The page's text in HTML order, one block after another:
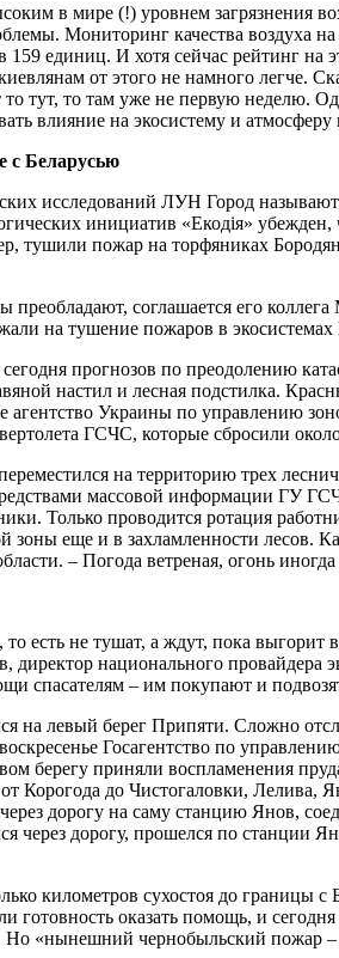
в мире (!) уровнем загрязнения
Мониторинг качества воздуха
единиц. И хотя сейчас рейтинг на
от этого не намного легче.
тут, то там уже не первую неделю.
влияние на экосистему и атмосферу
с Беларусью
исследований ЛУН Город
инициатив «Екодія»
тушили пожар на торфяниках
соглашается его
на тушение пожаров в
прогнозов по преодолению
настил и лесная подстилка.
агентство Украины по управлению
ГСЧС, которые сбросили
на территорию трех
массовой информации ГУ
Только проводится ротация
еще и в захламленности лесов.
– Погода ветреная, огонь
есть не тушат, а ждут, пока
национального провайдера
спасателям – им покупают и
на левый берег Припяти. Сложно
Госагентство по
берегу приняли воспламенения
Корогода до Чистогаловки,
дорогу на саму станцию Янов,
через дорогу, прошелся по
километров сухостоя до
готовность оказать помощь, и
«нынешний чернобыльский пожар